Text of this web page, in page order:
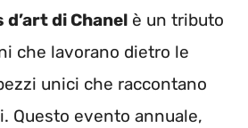
d’art di Chanel è un tributo
che lavorano dietro le
unici che raccontano
Questo evento annuale,